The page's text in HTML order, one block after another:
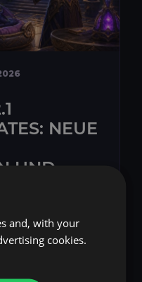
NEUE
UND
erweitert das
Midnight um
im Zuhause, vier
und
and, with your
cookies.